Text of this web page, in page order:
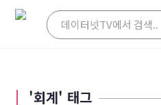
'회계' 태그